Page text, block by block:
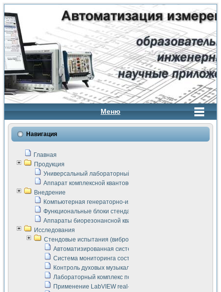
Меню
Навигация
Главная
Продукция
Универсальный лабораторный стенд "Сигнал-USB"
Аппарат комплексной квантовой терапии Интроскан
Внедрение
Компьютерная генераторно-измерительная система
Функциональные блоки стенда "Сигнал-USB"
Аппараты биорезонансной квантовой терапии серии СКАН
Исследования
Стендовые испытания (виброакустика, тензометрия и т.п.)
Автоматизированная система измерения параметров
Система мониторинга состояния тяговых
Контроль духовых музыкальных инструментов
Лабораторный комплекс по исследованию элементной
Применение LabVIEW real-time module для